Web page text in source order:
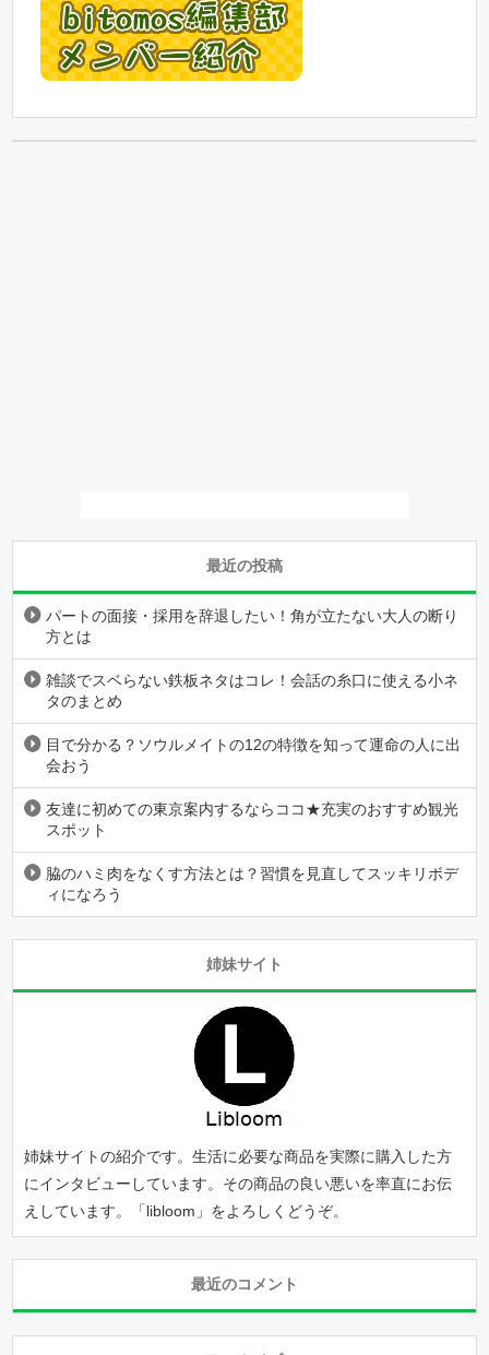
最近の投稿
パートの面接・採用を辞退したい！角が立たない大人の断り
方とは
雑談でスベらない鉄板ネタはコレ！会話の糸口に使える小ネ
タのまとめ
目で分かる？ソウルメイトの12の特徴を知って運命の人に出
会おう
友達に初めての東京案内するならココ★充実のおすすめ観光
スポット
脇のハミ肉をなくす方法とは？習慣を見直してスッキリボデ
ィになろう
姉妹サイト
姉妹サイトの紹介です。生活に必要な商品を実際に購入した方
にインタビューしています。その商品の良い悪いを率直にお伝
えしています。「libloom 」をよろしくどうぞ。
最近のコメント